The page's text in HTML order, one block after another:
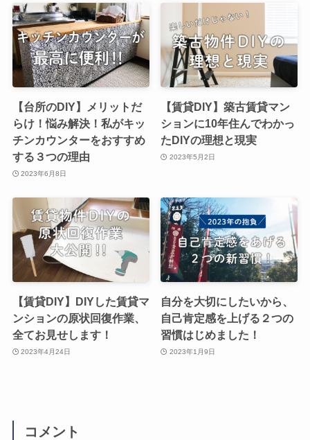
【台所のDIY】メリットだ
らけ！悩み解決！私がキッ
チンカウンターをおすすめ
する３つの理由
2023年6月8日
【賃貸DIY】築古賃貸マン
ションに10年住んでわかっ
たDIYの理想と現実
2023年5月2日
【賃貸DIY】DIYした賃貸マ
ンションの原状回復作業、
全てお見せします！
2023年4月24日
自分を大切にしたいから、
自己肯定感を上げる２つの
習慣はじめました！
2023年1月9日
コメント